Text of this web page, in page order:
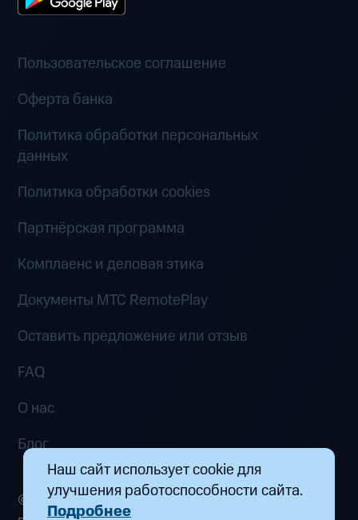
Наш сайт использует cookie для
улучшения работоспособности сайта.
Подробнее
Пользовательское соглашение
Оферта банка
Политика обработки персональных
данных
Политика обработки cookies
Партнёрская программа
Комплаенс и деловая этика
Документы MTC RemotePlay
Оставить предложение или отзыв
FAQ
О нас
Блог
© 2026 ООО «Маркетплейс распределенных